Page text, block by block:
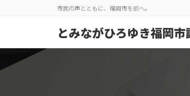
ツ
シ
市民の声とともに、福岡市を前へ。
とみながひろゆき福岡市